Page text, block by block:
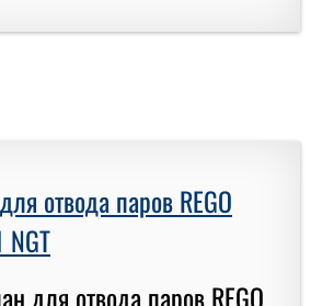
отвода паров REGO